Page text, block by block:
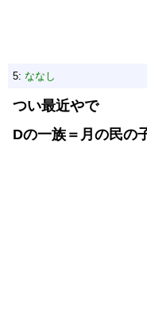
5: ななし
つい最近やで
Dの一族＝月の民の